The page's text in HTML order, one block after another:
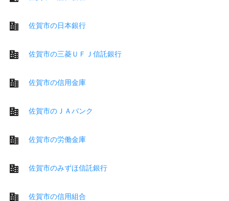
佐賀市の日本銀行
佐賀市の三菱ＵＦＪ信託銀行
佐賀市の信用金庫
佐賀市のＪＡバンク
佐賀市の労働金庫
佐賀市のみずほ信託銀行
佐賀市の信用組合